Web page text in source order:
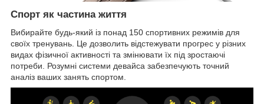
Спорт як частина життя
Вибирайте будь-який із понад 150 спортивних режимів для
своїх тренувань. Це дозволить відстежувати прогрес у різних
видах фізичної активності та змінювати їх під зростаючі
потреби. Розумні системи девайса забезпечують точний
аналіз ваших занять спортом.